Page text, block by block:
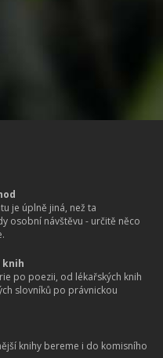
je úplně jiná, než ta
osobní návštěvu - určitě něco
knih
po poezii, od lékařských knih
slovníků po právnickou
knihy bereme i do komisního